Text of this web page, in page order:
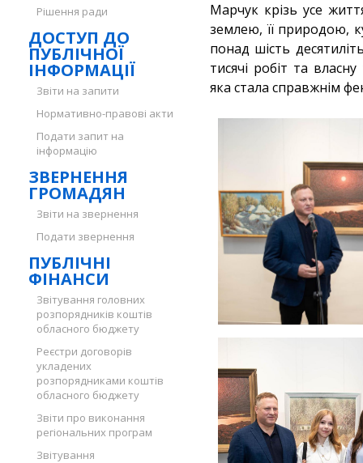
Рішення ради
ДОСТУП ДО
ПУБЛІЧНОЇ
ІНФОРМАЦІЇ
Звіти на запити
Нормативно-правові акти
Подати запит на
інформацію
ЗВЕРНЕННЯ
ГРОМАДЯН
Звіти на звернення
Подати звернення
ПУБЛІЧНІ
ФІНАНСИ
Звітування головних
розпорядників коштів
обласного бюджету
Реєстри договорів
укладених
розпорядниками коштів
обласного бюджету
Звіти про виконання
регіональних програм
Звітування
Марчук крізь усе
землею, її природою,
понад шість
тисячі робіт та
яка стала справжнім